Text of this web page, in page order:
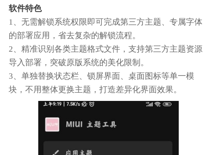
软件特色
1、无需解锁系统权限即可完成第三方主题、专属字体
的部署应用，省去复杂的解锁流程。
2、精准识别各类主题格式文件，支持第三方主题资源
导入部署，突破原版系统的美化限制。
3、单独替换状态栏、锁屏界面、桌面图标等单一模
块，不用整体更换主题，打造差异化界面效果。